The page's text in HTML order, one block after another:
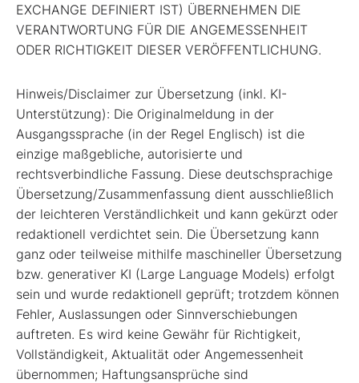
EXCHANGE DEFINIERT IST) ÜBERNEHMEN DIE
VERANTWORTUNG FÜR DIE ANGEMESSENHEIT
ODER RICHTIGKEIT DIESER VERÖFFENTLICHUNG.
Hinweis/Disclaimer zur Übersetzung (inkl. KI-
Unterstützung): Die Originalmeldung in der
Ausgangssprache (in der Regel Englisch) ist die
einzige maßgebliche, autorisierte und
rechtsverbindliche Fassung. Diese deutschsprachige
Übersetzung/Zusammenfassung dient ausschließlich
der leichteren Verständlichkeit und kann gekürzt oder
redaktionell verdichtet sein. Die Übersetzung kann
ganz oder teilweise mithilfe maschineller Übersetzung
bzw. generativer KI (Large Language Models) erfolgt
sein und wurde redaktionell geprüft; trotzdem können
Fehler, Auslassungen oder Sinnverschiebungen
auftreten. Es wird keine Gewähr für Richtigkeit,
Vollständigkeit, Aktualität oder Angemessenheit
übernommen; Haftungsansprüche sind